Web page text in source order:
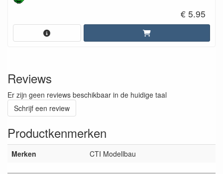
€ 5.95
Reviews
Er zijn geen reviews beschikbaar in de huidige taal
Schrijf een review
Productkenmerken
Merken CTI Modellbau